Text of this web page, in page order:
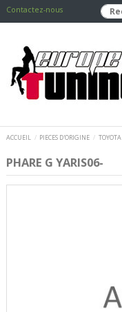
Contactez-nous
ACCUEIL PIECES D'ORIGINE TOYOTA
PHARE G YARIS06-